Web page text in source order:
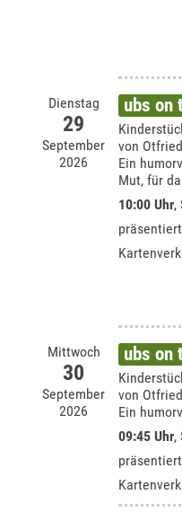
Dienstag
29
September
2026
ubs on
von
Ein
Mut, für
10:00 Uhr,
Mittwoch
30
September
2026
ubs on
von
Ein
09:45 Uhr,